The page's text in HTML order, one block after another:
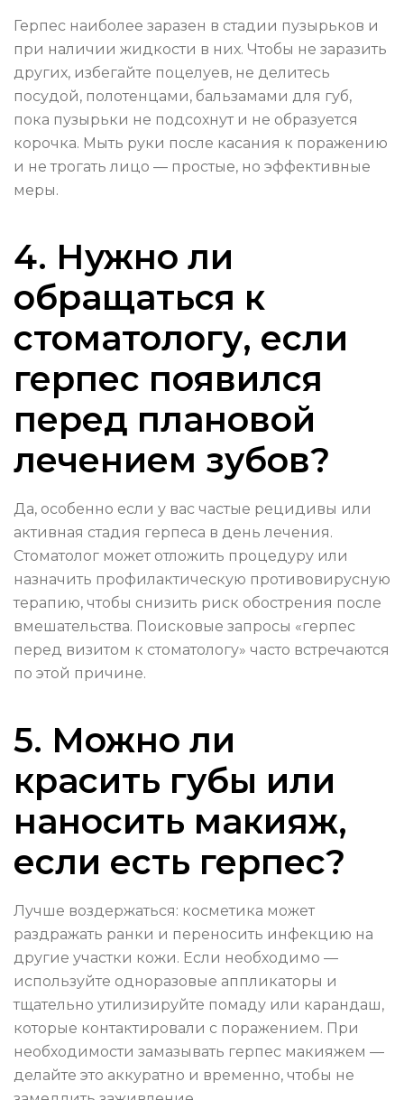
Герпес наиболее заразен в стадии пузырьков и
при наличии жидкости в них. Чтобы не заразить
других, избегайте поцелуев, не делитесь
посудой, полотенцами, бальзамами для губ,
пока пузырьки не подсохнут и не образуется
корочка. Мыть руки после касания к поражению
и не трогать лицо — простые, но эффективные
меры.
4. Нужно ли
обращаться к
стоматологу, если
герпес появился
перед плановой
лечением зубов?
Да, особенно если у вас частые рецидивы или
активная стадия герпеса в день лечения.
Стоматолог может отложить процедуру или
назначить профилактическую противовирусную
терапию, чтобы снизить риск обострения после
вмешательства. Поисковые запросы «герпес
перед визитом к стоматологу» часто встречаются
по этой причине.
5. Можно ли
красить губы или
наносить макияж,
если есть герпес?
Лучше воздержаться: косметика может
раздражать ранки и переносить инфекцию на
другие участки кожи. Если необходимо —
используйте одноразовые аппликаторы и
тщательно утилизируйте помаду или карандаш,
которые контактировали с поражением. При
необходимости замазывать герпес макияжем —
делайте это аккуратно и временно, чтобы не